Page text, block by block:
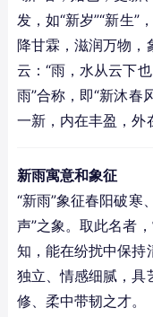
发，如“新岁”“新生”
降甘霖，滋润万物，
云：“雨，水从云下
雨”合称，即“新沐春
一新，内在丰盈，外
新雨寓意和象征
“新雨”象征春阳破寒
声”之象。取此名者
知，能在纷扰中保持
独立、情感细腻，具
修、柔中带韧之才。